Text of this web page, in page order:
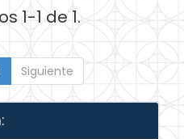
1-1 de 1.
Siguiente